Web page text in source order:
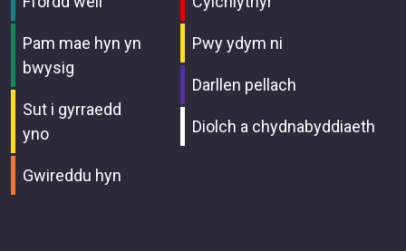
Pam mae hyn yn
bwysig
Sut i gyrraedd
yno
Gwireddu hyn
Pwy ydym ni
Darllen pellach
Diolch a chydnabyddiaeth